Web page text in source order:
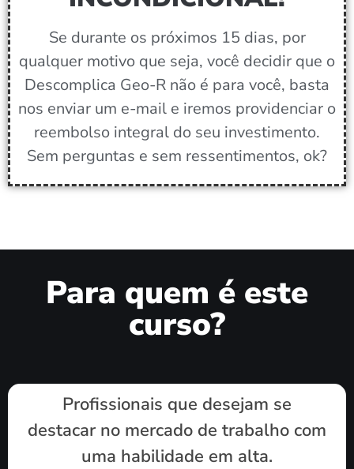
Se durante os próximos 15 dias, por
qualquer motivo que seja, você decidir que o
Descomplica Geo-R não é para você, basta
nos enviar um e-mail e iremos providenciar o
reembolso integral do seu investimento.
Sem perguntas e sem ressentimentos, ok?
Para quem é este
curso?
Profissionais que desejam se
destacar no mercado de trabalho com
uma habilidade em alta.